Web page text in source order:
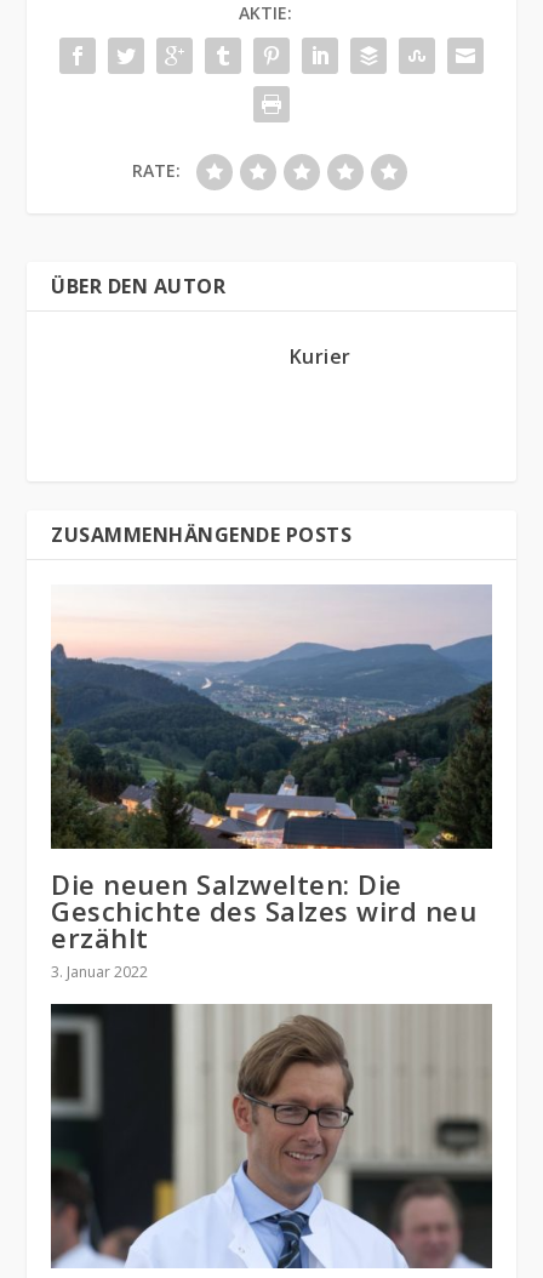
AKTIE:
RATE:
ÜBER DEN AUTOR
Kurier
ZUSAMMENHÄNGENDE POSTS
Die neuen Salzwelten: Die
Geschichte des Salzes wird neu
erzählt
3. Januar 2022